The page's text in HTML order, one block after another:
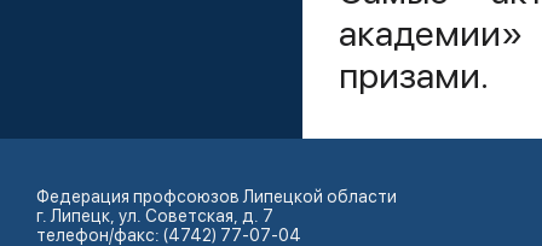
призами.
Федерация профсоюзов Липецкой области
г. Липецк, ул. Советская, д. 7
телефон/факс: (4742) 77-07-04